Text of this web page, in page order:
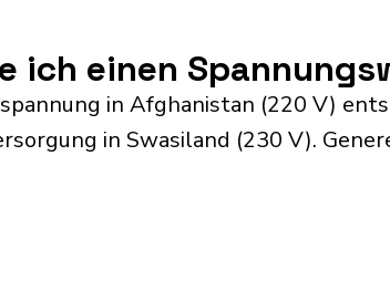
ich einen
in Afghanistan (220 V)
in Swasiland (230 V).